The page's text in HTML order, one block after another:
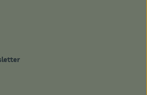
https://www.facebook.com/derBiobote/
zu https://www.instagram.com/